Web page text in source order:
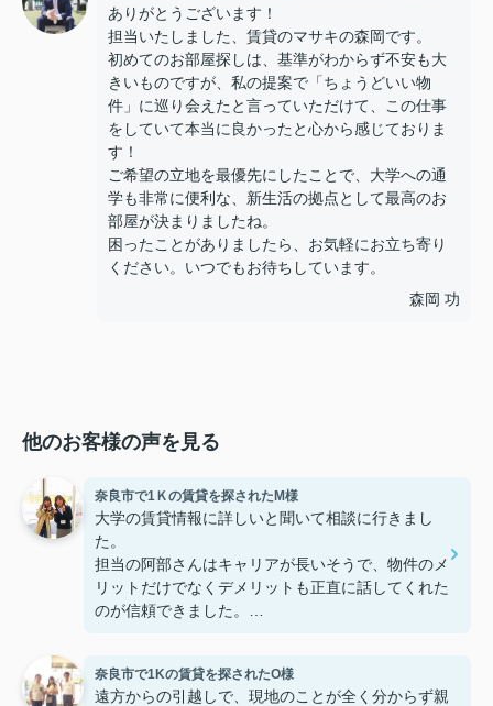
ありがとうございます！
担当いたしました、賃貸のマサキの森岡です。
初めてのお部屋探しは、基準がわからず不安も大
きいものですが、私の提案で「ちょうどいい物
件」に巡り会えたと言っていただけて、この仕事
をしていて本当に良かったと心から感じておりま
す！
ご希望の立地を最優先にしたことで、大学への通
学も非常に便利な、新生活の拠点として最高のお
部屋が決まりましたね。
困ったことがありましたら、お気軽にお立ち寄り
ください。いつでもお待ちしています。
森岡 功
他のお客様の声を見る
奈良市で1Ｋの賃貸を探されたM様
大学の賃貸情報に詳しいと聞いて相談に行きまし
た。
担当の阿部さんはキャリアが長いそうで、物件のメ
リットだけでなくデメリットも正直に話してくれた
のが信頼できました。
す。
奈良市で1Kの賃貸を探されたO様
遠方からの引越しで、現地のことが全く分からず親